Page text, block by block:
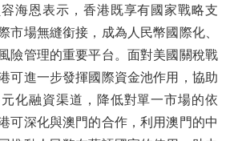
恩表示，香港既享有國家戰略支
市場無縫銜接，成為人民幣國際化、
險管理的重要平台。面對美國關稅戰
可進一步發揮國際資金池作用，協助
化融資渠道，降低對單一市場的依
可深化與澳門的合作，利用澳門的中